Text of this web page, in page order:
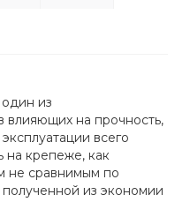
из
влияющих на прочность,
всего
на крепеже, как
не сравнимым по
из экономии